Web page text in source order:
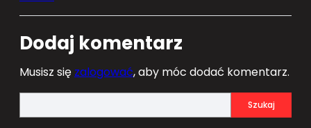
Dodaj komentarz
Musisz się zalogować, aby móc dodać komentarz.
e
Szukaj